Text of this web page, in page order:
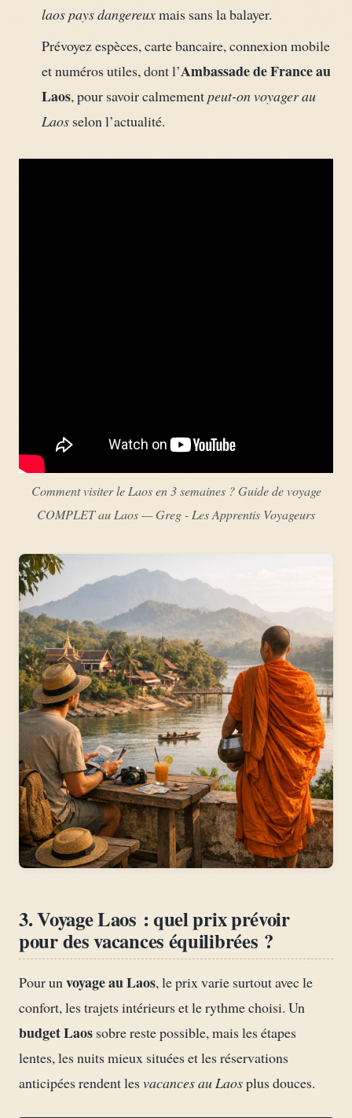
laos pays dangereuxmais sans la balayer.
Prévoyez espèces, carte bancaire, connexion mobile
et numéros utiles, dont l’Ambassade de France au
Laos, pour savoir calmementpeut-on voyager au
Laosselon l’actualité.
Comment visiter le Laos en 3 semaines ? Guide de voyage
COMPLET au Laos — Greg - Les Apprentis Voyageurs
3. Voyage Laos : quel prix prévoir
pour des vacances équilibrées ?
Pour unvoyage au Laos, le prix varie surtout avec le
confort, les trajets intérieurs et le rythme choisi. Un
budget Laos sobre reste possible, mais les étapes
lentes, les nuits mieux situées et les réservations
anticipées rendent lesvacances au Laosplus douces.